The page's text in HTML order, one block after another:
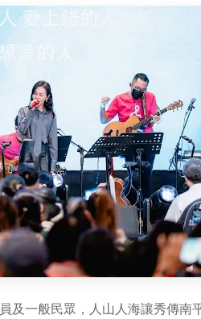
一般民眾，人山人海讓秀傳南